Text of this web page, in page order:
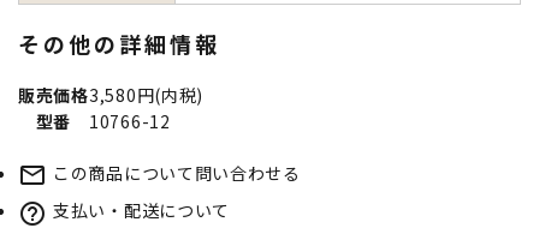
その他の詳細情報
販売価格3,580円(内税)
型番
10766-12
mail_outline この商品について問い合わせる
help_outline 支払い・配送について